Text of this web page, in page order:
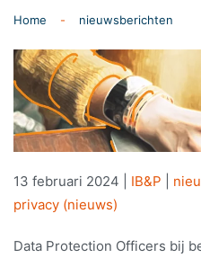
Home nieuwsberichten
13 februari 2024 IB&P
privacy (nieuws)
Data Protection Officers bij